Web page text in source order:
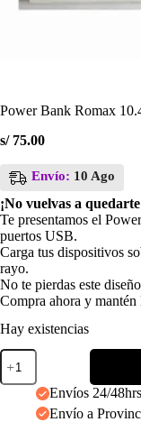
Power Bank Romax
s/75.00
Envío: 10 Ago
¡No vuelvas a
Te presentamos el
puertos USB.
Carga tus dispositivos
rayo.
No te pierdas este
Compra ahora y
Hay existencias
Power
Bank
Romax
10.400
Envíos 24/
Envío a